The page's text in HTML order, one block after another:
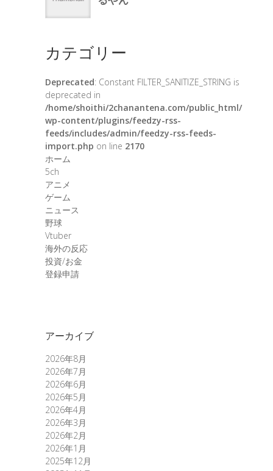
カテゴリー
Deprecated: Constant FILTER_SANITIZE_STRING is
deprecated in
/home/shoithi/2chanantena.com/public_html/
wp-content/plugins/feedzy-rss-
feeds/includes/admin/feedzy-rss-feeds-
import.php on line 2170
ホーム
5ch
アニメ
ゲーム
ニュース
野球
Vtuber
海外の反応
投資/お金
登録申請
アーカイブ
2026年8月
2026年7月
2026年6月
2026年5月
2026年4月
2026年3月
2026年2月
2026年1月
2025年12月